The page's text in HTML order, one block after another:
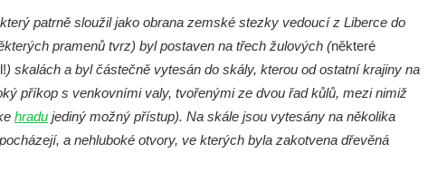
patrně sloužil jako obrana zemské stezky vedoucí z Liberce do
pramenů tvrz) byl postaven na třech žulových (některé
) skalách a byl částečně vytesán do skály, kterou od ostatní krajiny na
příkop s venkovními valy, tvořenými ze dvou řad kůlů, mezi nimiž
hradu jediný možný přístup). Na skále jsou vytesány na několika
a nehluboké otvory, ve kterých byla zakotvena dřevěná